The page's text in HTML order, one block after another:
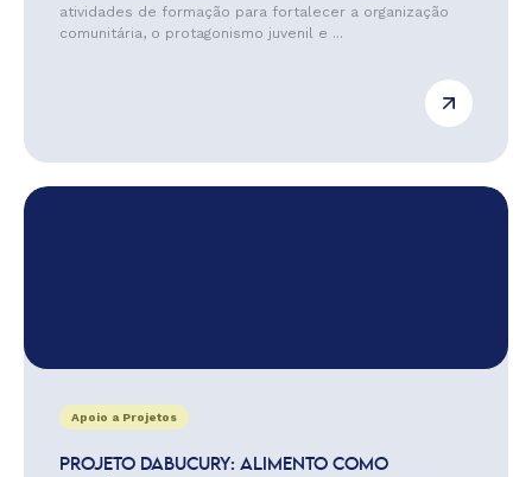
atividades de formação para fortalecer a organização
comunitária, o protagonismo juvenil e ...
Apoio a Projetos
PROJETO DABUCURY: ALIMENTO COMO